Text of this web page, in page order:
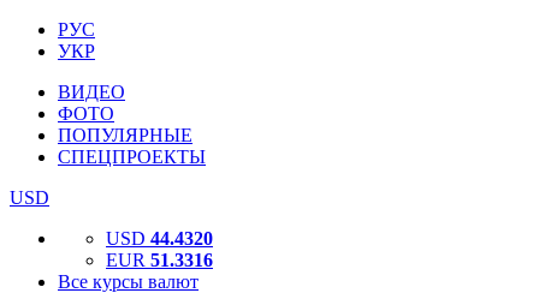
РУС
УКР
ВИДЕО
ФОТО
ПОПУЛЯРНЫЕ
СПЕЦПРОЕКТЫ
USD
USD 44.4320
EUR 51.3316
Все курсы валют